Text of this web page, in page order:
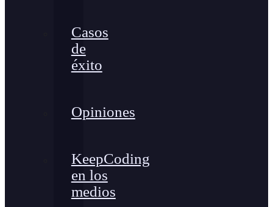
Casos
de
éxito
Opiniones
KeepCoding
en los
medios